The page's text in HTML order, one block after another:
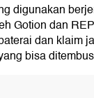
digunakan
Gotion dan
dan klaim
bisa